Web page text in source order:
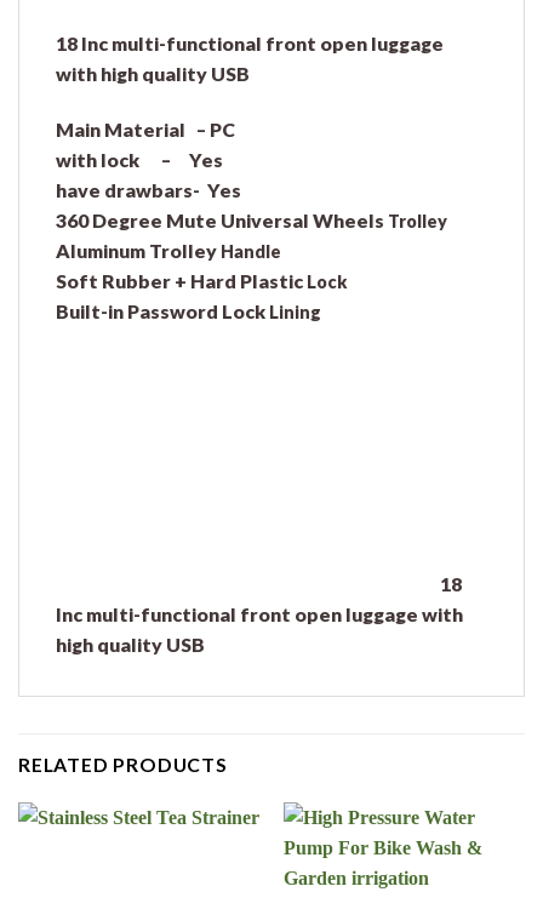
18 Inc multi-functional front open luggage
with high quality USB
Main Material – PC
with lock – Yes
have drawbars- Yes
360 Degree Mute Universal Wheels Trolley
Aluminum Trolley Handle
Soft Rubber + Hard Plastic Lock
Built-in Password Lock Lining
18
Inc multi-functional front open luggage with
high quality USB
RELATED PRODUCTS